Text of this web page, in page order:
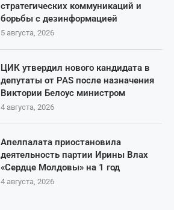
стратегических коммуникаций и
борьбы с дезинформацией
5 августа, 2026
ЦИК утвердил нового кандидата в
депутаты от PAS после назначения
Виктории Белоус министром
4 августа, 2026
Апелпалата приостановила
деятельность партии Ирины Влах
«Сердце Молдовы» на 1 год
4 августа, 2026